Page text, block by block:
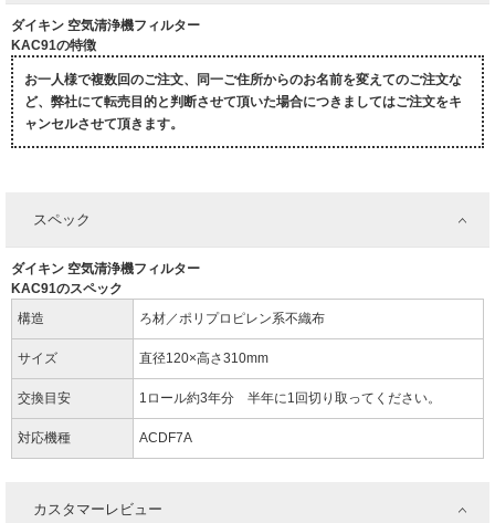
ダイキン 空気清浄機フィルター
KAC91の特徴
お一人様で複数回のご注文、同一ご住所からのお名前を変えてのご注文な
ど、弊社にて転売目的と判断させて頂いた場合につきましてはご注文をキ
ャンセルさせて頂きます。
スペック
ダイキン 空気清浄機フィルター
KAC91のスペック
構造
ろ材／ポリプロピレン系不織布
サイズ 直径120×高さ310mm
交換目安 1ロール約3年分 半年に1回切り取ってください。
対応機種 ACDF7A
カスタマーレビュー